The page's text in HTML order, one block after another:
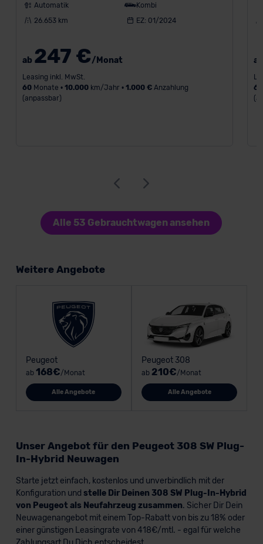
Automatik
Kombi
26.653 km
EZ: 01/2024
ab 247 €/Monat
Leasing inkl. MwSt.
60Monate • 10.000km/Jahr • 1.000 €Anzahlung
(anpassbar)
60
Alle 53 Gebrauchtwagen ansehen
Weitere Angebote
Peugeot
ab 168€/Monat
Alle Angebote
Peugeot 308
ab 210€/Monat
Alle Angebote
Unser Angebot für den Peugeot 308 SW Plug-
In-Hybrid Neuwagen
Starte jetzt einfach, kostenlos und unverbindlich mit der
Konfiguration und stelle Dir Deinen 308 SW Plug-In-Hybrid
von Peugeot als Neufahrzeug zusammen. Sicher Dir Dein
Neuwagenangebot mit einem Top-Rabatt von bis zu 18% oder
einer günstigen Leasingrate von 418€/mtl. - egal für welche